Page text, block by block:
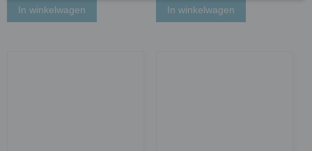
In winkelwagen In winkelwagen